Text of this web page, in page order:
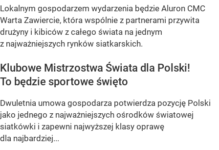
Lokalnym gospodarzem wydarzenia będzie Aluron CMC
Warta Zawiercie, która wspólnie z partnerami przywita
drużyny i kibiców z całego świata na jednym
z najważniejszych rynków siatkarskich.
Klubowe Mistrzostwa Świata dla Polski!
To będzie sportowe święto
Dwuletnia umowa gospodarza potwierdza pozycję Polski
jako jednego z najważniejszych ośrodków światowej
siatkówki i zapewni najwyższej klasy oprawę
dla najbardziej...